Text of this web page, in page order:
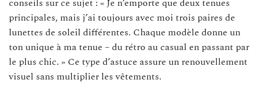
conseils sur ce sujet : « Je n’emporte que deux tenues
principales, mais j’ai toujours avec moi trois paires de
lunettes de soleil différentes. Chaque modèle donne un
ton unique à ma tenue – du rétro au casual en passant par
le plus chic. » Ce type d’astuce assure un renouvellement
visuel sans multiplier les vêtements.